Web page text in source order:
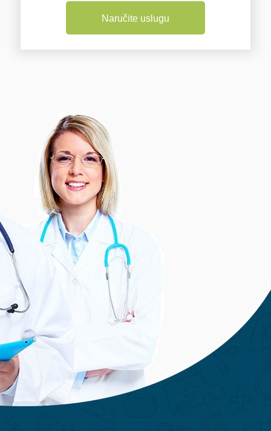
Naručite uslugu
dodavanje ili izmjena podataka,
postavljanje galerije fotografija, karta sa
lokacijom, dvije objave na naslovnici,
promo ili intervju, te dvije objave vašeg
sadržaja na društvenim mrežama.
Cijena usluge: 12 mj. 199 EUR + PDV
Kliknite ispod, kontaktirajte nas, te
saznajte više informacija ili zatražite
ponudu:
Zatražite ponudu